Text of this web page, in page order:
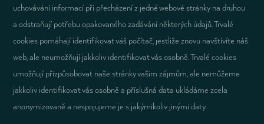
uchovávání informací při přecházení z jedné webové stránky na druhou
a odstraňují potřebu opakovaného zadávání některých údajů. Trvalé
cookies pomáhají identifikovat váš počítač, jestliže znovu navštívíte náš
web, ale neumožňují jakkoliv identifikovat vás osobně. Trvalé cookies
umožňují přizpůsobovat naše stránky vašim zájmům, ale nemůžeme
jakkoliv identifikovat vás osobně a příslušná data ukládáme zcela
anonymizovaně a nespojujeme je s jakýmikoliv jinými daty.